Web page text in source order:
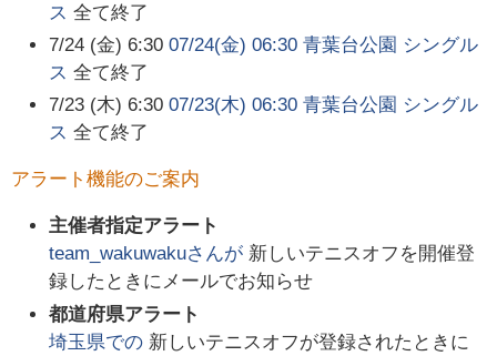
ス 全て終了
7/24 (金) 6:30 07/24(金) 06:30 青葉台公園 シングル
ス 全て終了
7/23 (木) 6:30 07/23(木) 06:30 青葉台公園 シングル
ス 全て終了
アラート機能のご案内
主催者指定アラート
team_wakuwakuさんが 新しいテニスオフを開催登
録したときにメールでお知らせ
都道府県アラート
埼玉県での 新しいテニスオフが登録されたときに